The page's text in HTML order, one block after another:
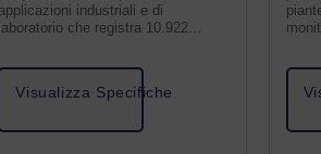
applicazioni industriali e di
laboratorio che registra 10.922
Visualizza Specifiche